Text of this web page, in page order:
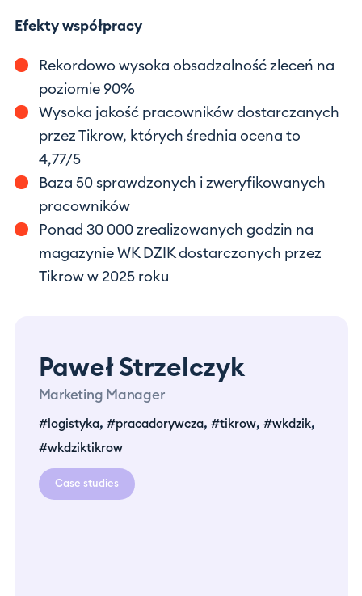
Efekty współpracy
Rekordowo wysoka obsadzalność zleceń na
poziomie 90%
Wysoka jakość pracowników dostarczanych
przez Tikrow, których średnia ocena to
4,77/5
Baza 50 sprawdzonych i zweryfikowanych
pracowników
Ponad 30 000 zrealizowanych godzin na
magazynie WK DZIK dostarczonych przez
Tikrow w 2025 roku
Paweł Strzelczyk
Marketing Manager
#logistyka, #pracadorywcza, #tikrow, #wkdzik,
#wkdziktikrow
Case studies